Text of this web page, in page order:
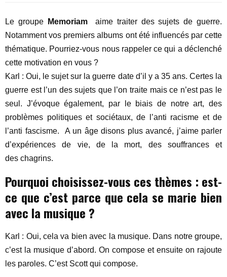
Le groupe Memoriamaime traiter des sujets de guerre.
Notamment vos premiers albums ont été influencés par cette
thématique. Pourriez-vous nous rappeler ce qui a déclenché
cette motivation en vous ?
Karl : Oui, le sujet sur la guerre date d’il y a 35 ans. Certes la
guerre est l’un des sujets que l’on traite mais ce n’est pas le
seul. J’évoque également, par le biais de notre art, des
problèmes politiques et sociétaux, de l’anti racisme et de
l’anti fascisme. A un âge disons plus avancé, j’aime parler
d’expériences de vie, de la mort, des souffrances et
des chagrins.
Pourquoi choisissez-vous ces thèmes : est-
ce que c’est parce que cela se marie bien
avec la musique ?
Karl : Oui, cela va bien avec la musique. Dans notre groupe,
c’est la musique d’abord. On compose et ensuite on rajoute
les paroles. C’est Scott qui compose.